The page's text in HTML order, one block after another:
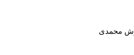
محمدی